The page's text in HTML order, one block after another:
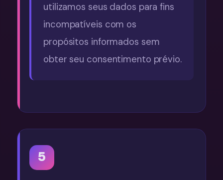
utilizamos seus dados para fins
incompatíveis com os
propósitos informados sem
obter seu consentimento prévio.
5